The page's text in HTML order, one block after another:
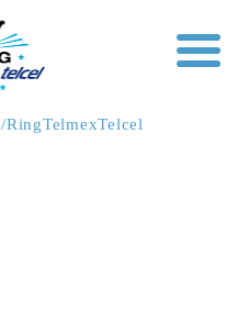
/RingTelmexTelcel